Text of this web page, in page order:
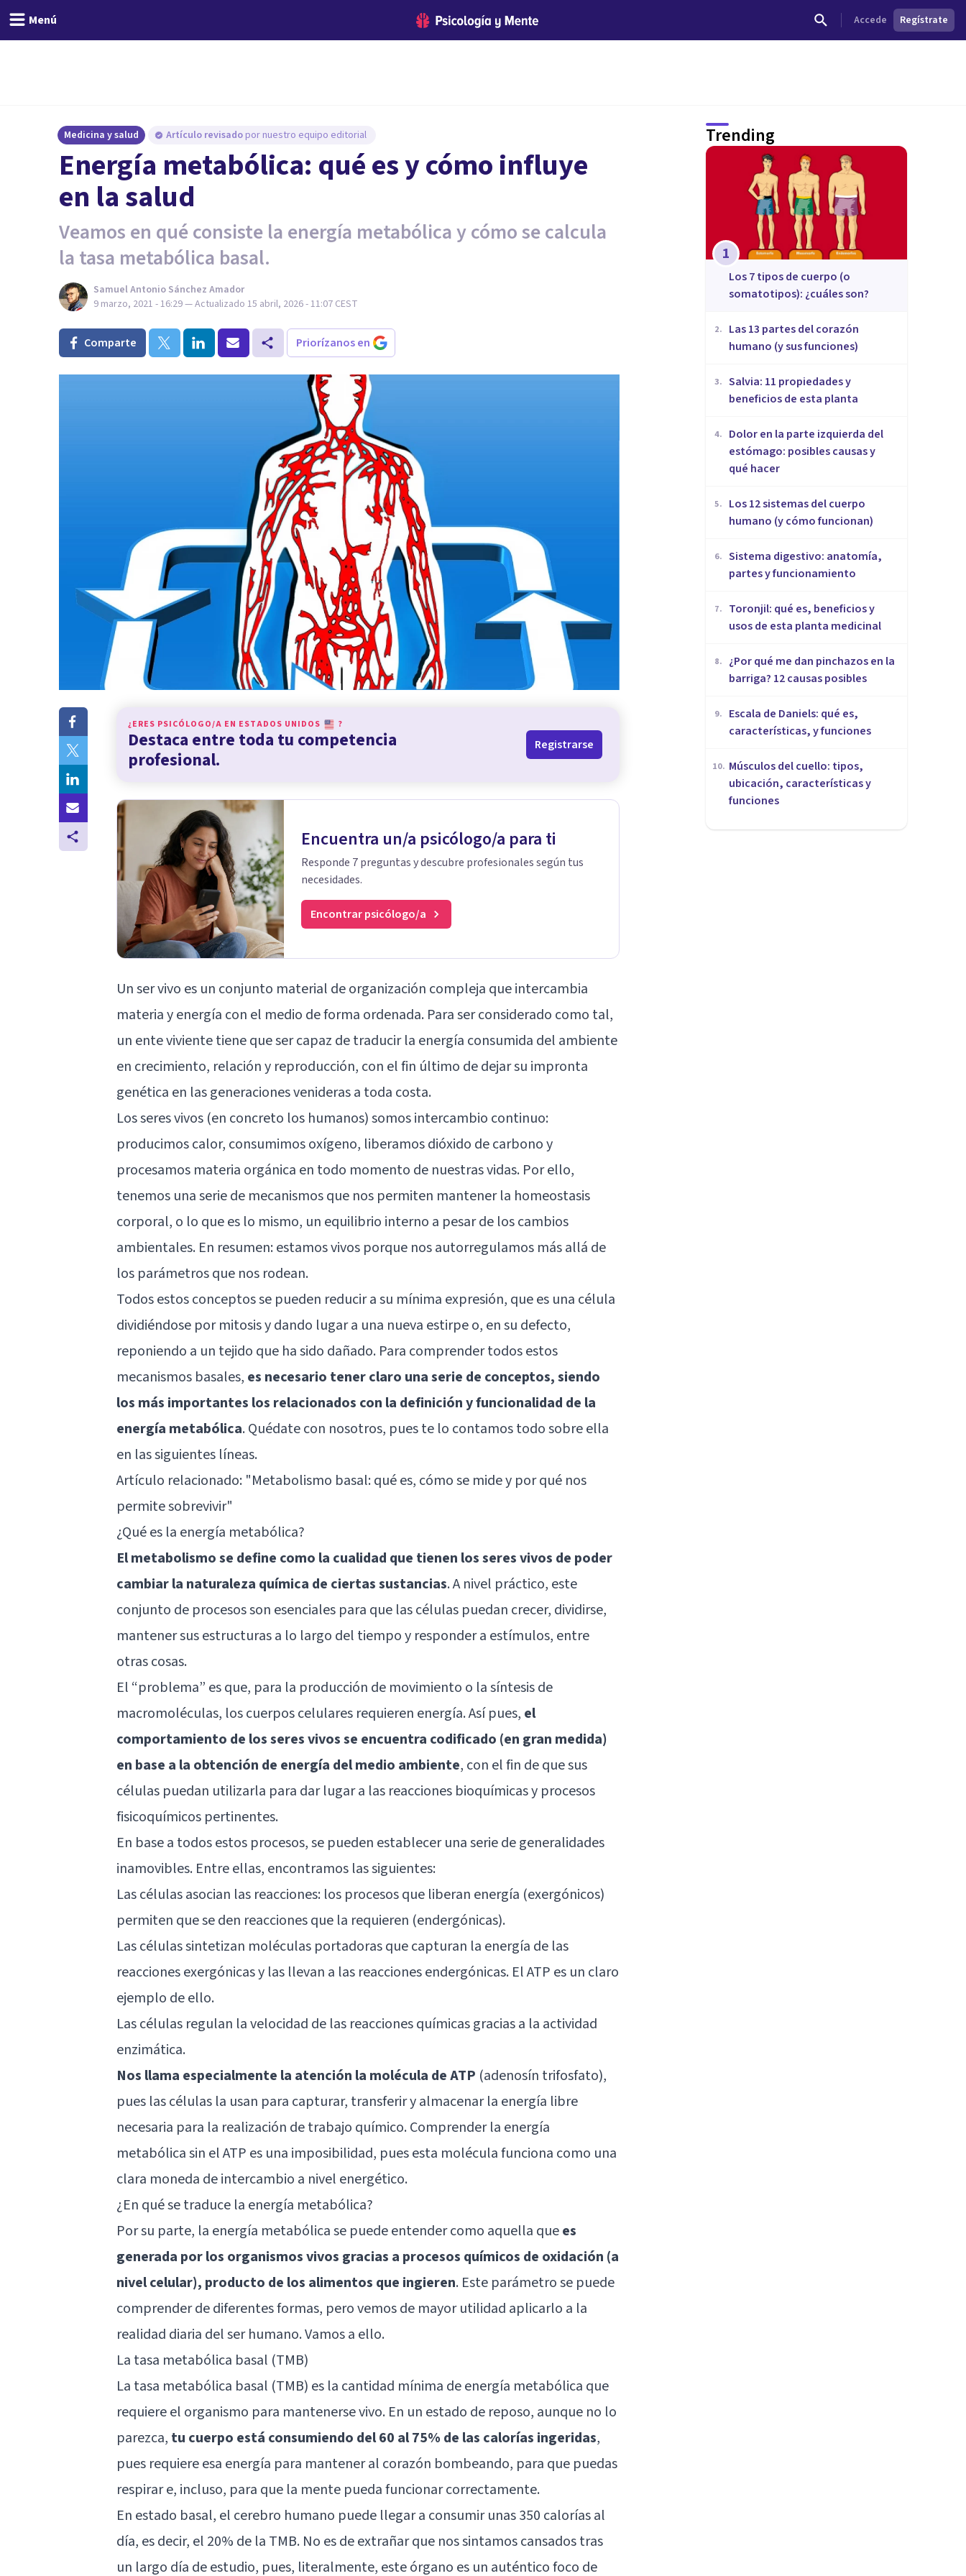
Menú Accede Regístrate
Medicina y salud Artículo revisado por nuestro equipo editorial
Energía metabólica: qué es y cómo influye
en la salud
Veamos en qué consiste la energía metabólica y cómo se calcula
la tasa metabólica basal.
Samuel Antonio Sánchez Amador
9 marzo, 2021 - 16:29— Actualizado 15 abril, 2026 - 11:07 CEST
Comparte Priorízanos en
¿ERES PSICÓLOGO/A EN ESTADOS UNIDOS ?
Destaca entre toda tu competencia
profesional.
Registrarse
Encuentra un/a psicólogo/a para ti
Responde 7 preguntas y descubre profesionales según tus
necesidades.
Encontrar psicólogo/a
Un ser vivo es un conjunto material de organización compleja que intercambia
materia y energía con el medio de forma ordenada. Para ser considerado como tal,
un ente viviente tiene que ser capaz de traducir la energía consumida del ambiente
en crecimiento, relación y reproducción, con el fin último de dejar su impronta
genética en las generaciones venideras a toda costa.
Los seres vivos (en concreto los humanos) somos intercambio continuo:
producimos calor, consumimos oxígeno, liberamos dióxido de carbono y
procesamos materia orgánica en todo momento de nuestras vidas. Por ello,
tenemos una serie de mecanismos que nos permiten mantener la homeostasis
corporal, o lo que es lo mismo, un equilibrio interno a pesar de los cambios
ambientales. En resumen: estamos vivos porque nos autorregulamos más allá de
los parámetros que nos rodean.
Todos estos conceptos se pueden reducir a su mínima expresión, que es una célula
dividiéndose por mitosis y dando lugar a una nueva estirpe o, en su defecto,
reponiendo a un tejido que ha sido dañado. Para comprender todos estos
mecanismos basales, es necesario tener claro una serie de conceptos, siendo
los más importantes los relacionados con la definición y funcionalidad de la
energía metabólica. Quédate con nosotros, pues te lo contamos todo sobre ella
en las siguientes líneas.
Artículo relacionado: "Metabolismo basal: qué es, cómo se mide y por qué nos
permite sobrevivir"
¿Qué es la energía metabólica?
El metabolismo se define como la cualidad que tienen los seres vivos de poder
cambiar la naturaleza química de ciertas sustancias. A nivel práctico, este
conjunto de procesos son esenciales para que las células puedan crecer, dividirse,
mantener sus estructuras a lo largo del tiempo y responder a estímulos, entre
otras cosas.
El “problema” es que, para la producción de movimiento o la síntesis de
macromoléculas, los cuerpos celulares requieren energía. Así pues, el
comportamiento de los seres vivos se encuentra codificado (en gran medida)
en base a la obtención de energía del medio ambiente, con el fin de que sus
células puedan utilizarla para dar lugar a las reacciones bioquímicas y procesos
fisicoquímicos pertinentes.
En base a todos estos procesos, se pueden establecer una serie de generalidades
inamovibles. Entre ellas, encontramos las siguientes:
Las células asocian las reacciones: los procesos que liberan energía (exergónicos)
permiten que se den reacciones que la requieren (endergónicas).
Las células sintetizan moléculas portadoras que capturan la energía de las
reacciones exergónicas y las llevan a las reacciones endergónicas. El ATP es un claro
ejemplo de ello.
Las células regulan la velocidad de las reacciones químicas gracias a la actividad
enzimática.
Nos llama especialmente la atención la molécula de ATP (adenosín trifosfato),
pues las células la usan para capturar, transferir y almacenar la energía libre
necesaria para la realización de trabajo químico. Comprender la energía
metabólica sin el ATP es una imposibilidad, pues esta molécula funciona como una
clara moneda de intercambio a nivel energético.
¿En qué se traduce la energía metabólica?
Por su parte, la energía metabólica se puede entender como aquella quees
generada por los organismos vivos gracias a procesos químicos de oxidación (a
nivel celular), producto de los alimentos que ingieren. Este parámetro se puede
comprender de diferentes formas, pero vemos de mayor utilidad aplicarlo a la
realidad diaria del ser humano. Vamos a ello.
La tasa metabólica basal (TMB)
La tasa metabólica basal (TMB) es la cantidad mínima de energía metabólica que
requiere el organismo para mantenerse vivo. En un estado de reposo, aunque no lo
parezca, tu cuerpo está consumiendo del 60 al 75% de las calorías ingeridas,
pues requiere esa energía para mantener al corazón bombeando, para que puedas
respirar e, incluso, para que la mente pueda funcionar correctamente.
En estado basal, el cerebro humano puede llegar a consumir unas 350 calorías al
día, es decir, el 20% de la TMB. No es de extrañar que nos sintamos cansados tras
un largo día de estudio, pues, literalmente, este órgano es un auténtico foco de
Trending
1
​Los 7 tipos de cuerpo (o
somatotipos): ¿cuáles son?
2.
Las 13 partes del corazón
humano (y sus funciones)
3. Salvia: 11 propiedades y
beneficios de esta planta
4.
Dolor en la parte izquierda del
estómago: posibles causas y
qué hacer
5.
Los 12 sistemas del cuerpo
humano (y cómo funcionan)
6. Sistema digestivo: anatomía,
partes y funcionamiento
7.
Toronjil: qué es, beneficios y
usos de esta planta medicinal
8.
¿Por qué me dan pinchazos en la
barriga? 12 causas posibles
9.
Escala de Daniels: qué es,
características, y funciones
10. Músculos del cuello: tipos,
ubicación, características y
funciones